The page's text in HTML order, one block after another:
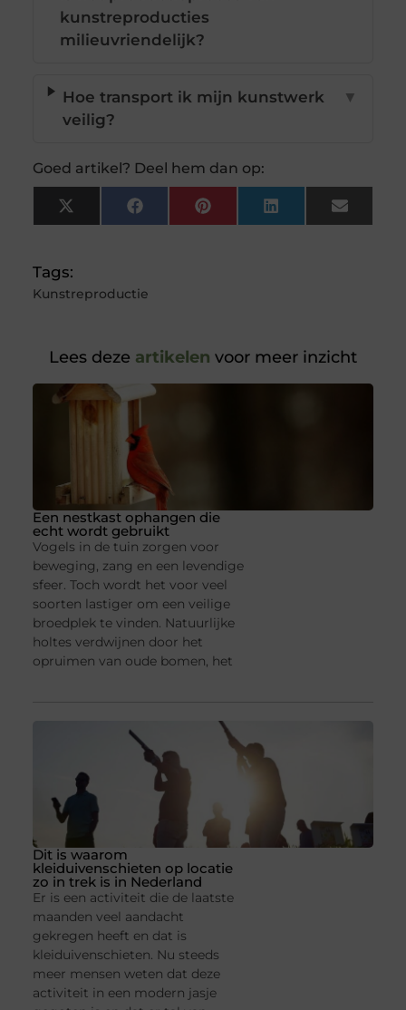
kunstreproducties
milieuvriendelijk?
Hoe transport ik mijn kunstwerk
veilig?
▼
Goed artikel? Deel hem dan op:
X
(Twitter)
FacebookPinterestLinkedInEmail
Tags:
Kunstreproductie
Lees deze artikelen voor meer inzicht
Een nestkast ophangen die
echt wordt gebruikt
Vogels in de tuin zorgen voor
beweging, zang en een levendige
sfeer. Toch wordt het voor veel
soorten lastiger om een veilige
broedplek te vinden. Natuurlijke
holtes verdwijnen door het
opruimen van oude bomen, het
Dit is waarom
kleiduivenschieten op locatie
zo in trek is in Nederland
Er is een activiteit die de laatste
maanden veel aandacht
gekregen heeft en dat is
kleiduivenschieten. Nu steeds
meer mensen weten dat deze
activiteit in een modern jasje